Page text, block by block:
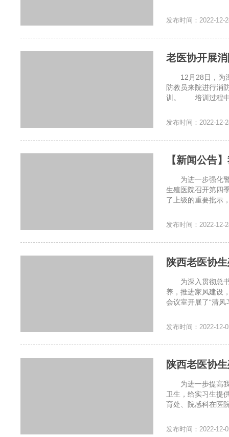
发布时间：2022-12-
老医协开展
12月28日，为深
防教员来院进行消
训。 培训过程中
发布时间：2022-12-
【新闻公告
为进一步强化警
生殖医院召开第四
了上级的重要批示
发布时间：2022-12-
陕西老医协
为深入贯彻总书
养，推进家风建
会议室开展了“清风
发布时间：2022-12-
陕西老医协
为进一步提高我
卫生，给实习生提
育处、院感科在医
发布时间：2022-12-